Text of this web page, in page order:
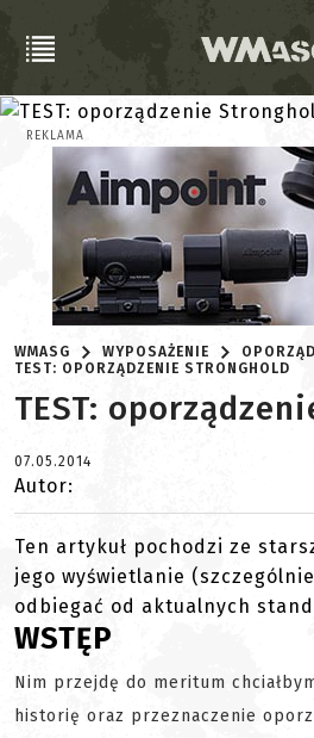
REKLAMA
WMASG WYPOSAŻENIE
TEST: OPORZĄDZENIE STRONGHOLD
TEST:
07.05.2014
Autor:
Ten artykuł pochodzi ze
jego wyświetlanie
odbiegać od aktualnych
WSTĘP
Nim przejdę do meritum
historię oraz przeznaczenie